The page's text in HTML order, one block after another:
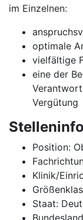
im Einzelnen:
optimale
vielfältige
eine der
Vergütung
Position:
Klinik/
Staat: